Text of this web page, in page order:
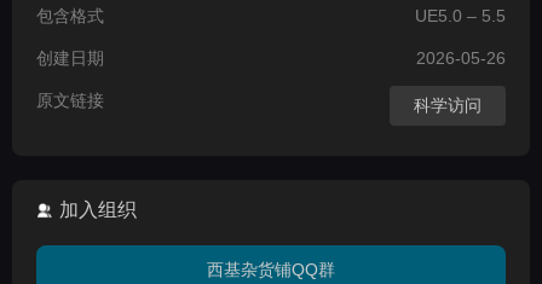
包含格式 UE5.0 – 5.5
创建日期 2026-05-26
原文链接 科学访问
加入组织
西基杂货铺QQ群